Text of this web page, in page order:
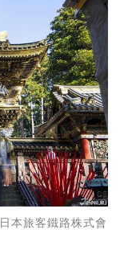
本旅客鐵路株式會